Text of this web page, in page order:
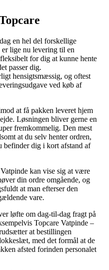
en hel del forskellige
lige nu levering til en
for dig at kunne hente
passer dig.
hensigtsmæssig, og oftest
ved køb af
at få pakken leveret hjem
Løsningen bliver gerne en
fremkommelig. Den mest
at du selv henter ordren,
befinder dig i kort afstand af
kan vise sig at være
din ordre omgående, og
at man efterser den
vare.
løfte om dag-til-dag fragt på
Topcare Vatpinde –
at bestillingen
med det formål at de
afsted forinden personalet